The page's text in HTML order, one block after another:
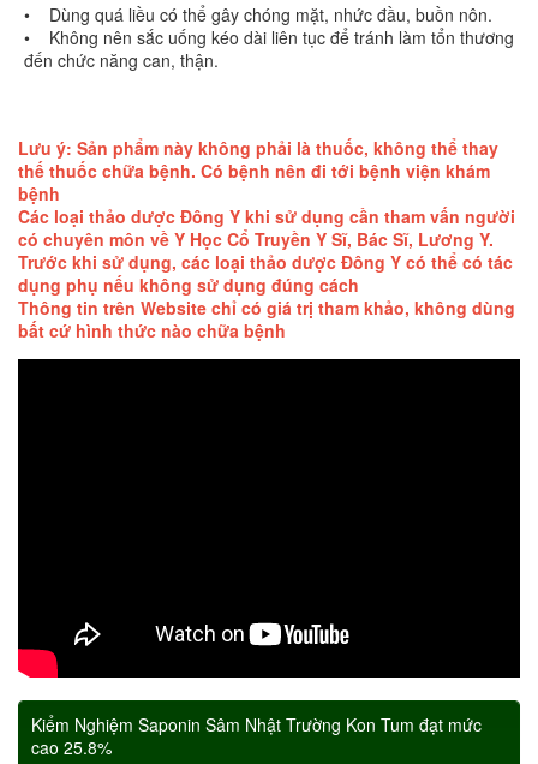
• Dùng quá liều có thể gây chóng mặt, nhức đầu, buồn nôn.
• Không nên sắc uống kéo dài liên tục để tránh làm tổn thương
đến chức năng can, thận.
Lưu ý: Sản phẩm này không phải là thuốc, không thể thay
thế thuốc chữa bệnh. Có bệnh nên đi tới bệnh viện khám
bệnh
Các loại thảo dược Đông Y khi sử dụng cần tham vấn người
có chuyên môn về Y Học Cổ Truyền Y Sĩ, Bác Sĩ, Lương Y.
Trước khi sử dụng, các loại thảo dược Đông Y có thể có tác
dụng phụ nếu không sử dụng đúng cách
Thông tin trên Website chỉ có giá trị tham khảo, không dùng
bất cứ hình thức nào chữa bệnh
Kiểm Nghiệm Saponin Sâm Nhật Trường Kon Tum đạt mức
cao 25.8%